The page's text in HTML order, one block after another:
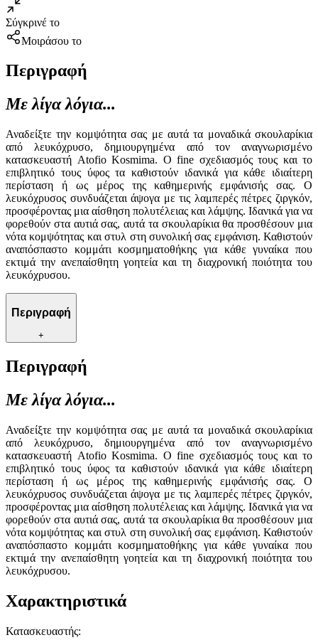
Σύγκρινέ το
Μοιράσου το
Περιγραφή
Με λίγα λόγια...
Αναδείξτε την κομψότητα σας με αυτά τα μοναδικά σκουλαρίκια
από λευκόχρυσο, δημιουργημένα από τον αναγνωρισμένο
κατασκευαστή Atofio Kosmima. Ο fine σχεδιασμός τους και το
επιβλητικό τους ύφος τα καθιστούν ιδανικά για κάθε ιδιαίτερη
περίσταση ή ως μέρος της καθημερινής εμφάνισής σας. Ο
λευκόχρυσος συνδυάζεται άψογα με τις λαμπερές πέτρες ζιργκόν,
προσφέροντας μια αίσθηση πολυτέλειας και λάμψης. Ιδανικά για να
φορεθούν στα αυτιά σας, αυτά τα σκουλαρίκια θα προσθέσουν μια
νότα κομψότητας και στυλ στη συνολική σας εμφάνιση. Καθιστούν
αναπόσπαστο κομμάτι κοσμηματοθήκης για κάθε γυναίκα που
εκτιμά την ανεπαίσθητη γοητεία και τη διαχρονική ποιότητα του
λευκόχρυσου.
Περιγραφή
+
Περιγραφή
Με λίγα λόγια...
Αναδείξτε την κομψότητα σας με αυτά τα μοναδικά σκουλαρίκια
από λευκόχρυσο, δημιουργημένα από τον αναγνωρισμένο
κατασκευαστή Atofio Kosmima. Ο fine σχεδιασμός τους και το
επιβλητικό τους ύφος τα καθιστούν ιδανικά για κάθε ιδιαίτερη
περίσταση ή ως μέρος της καθημερινής εμφάνισής σας. Ο
λευκόχρυσος συνδυάζεται άψογα με τις λαμπερές πέτρες ζιργκόν,
προσφέροντας μια αίσθηση πολυτέλειας και λάμψης. Ιδανικά για να
φορεθούν στα αυτιά σας, αυτά τα σκουλαρίκια θα προσθέσουν μια
νότα κομψότητας και στυλ στη συνολική σας εμφάνιση. Καθιστούν
αναπόσπαστο κομμάτι κοσμηματοθήκης για κάθε γυναίκα που
εκτιμά την ανεπαίσθητη γοητεία και τη διαχρονική ποιότητα του
λευκόχρυσου.
Χαρακτηριστικά
Κατασκευαστής: